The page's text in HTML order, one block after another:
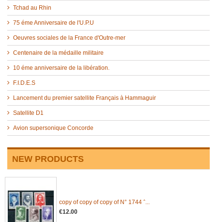
Tchad au Rhin
75 éme Anniversaire de l'U.P.U
Oeuvres sociales de la France d'Outre-mer
Centenaire de la médaille militaire
10 éme anniversaire de la libération.
F.I.D.E.S
Lancement du premier satellite Français à Hammaguir
Satellite D1
Avion supersonique Concorde
NEW PRODUCTS
copy of copy of copy of N° 1744 ˆ...
€12.00